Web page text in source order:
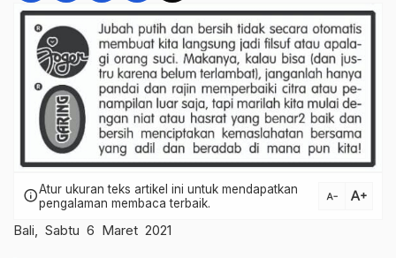
infoAtur ukuran teks artikel ini untuk mendapatkan
pengalaman membaca terbaik.
text_decrease text_increase
Bali, Sabtu 6 Maret 2021